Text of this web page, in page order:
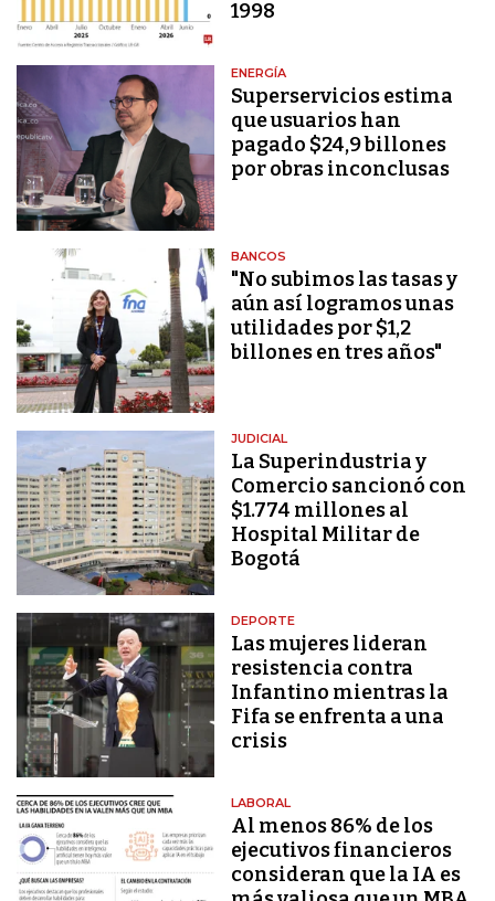
1998
ENERGÍA
Superservicios estima
que usuarios han
pagado $24,9 billones
por obras inconclusas
BANCOS
"No subimos las tasas y
aún así logramos unas
utilidades por $1,2
billones en tres años"
JUDICIAL
La Superindustria y
Comercio sancionó con
$1.774 millones al
Hospital Militar de
Bogotá
DEPORTE
Las mujeres lideran
resistencia contra
Infantino mientras la
Fifa se enfrenta a una
crisis
LABORAL
Al menos 86% de los
ejecutivos financieros
consideran que la IA es